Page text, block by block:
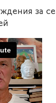
за